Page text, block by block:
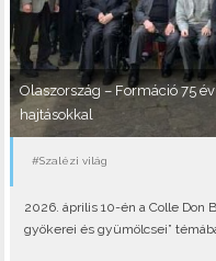
Olaszország – Formáció 75
hajtásokkal
#Szalézi világ
2026. április 10-én a Colle Don
gyökerei és gyümölcsei”